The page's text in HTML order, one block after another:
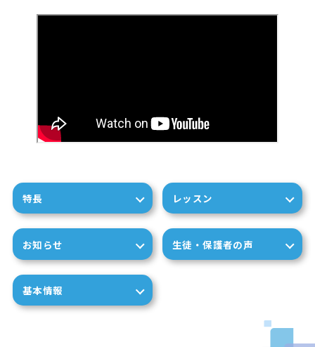
特長 レッスン
お知らせ 生徒・保護者の声
基本情報